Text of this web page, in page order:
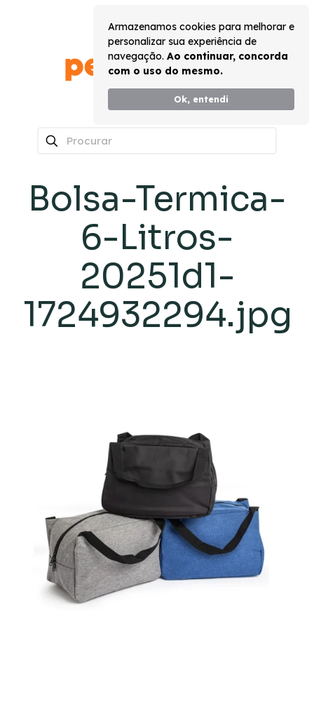
Armazenamos cookies para melhorar e
personalizar sua experiência de
navegação. Ao continuar, concorda
com o uso do mesmo.
Ok, entendi
Bolsa-Termica-
6-Litros-
20251d1-
1724932294.jpg